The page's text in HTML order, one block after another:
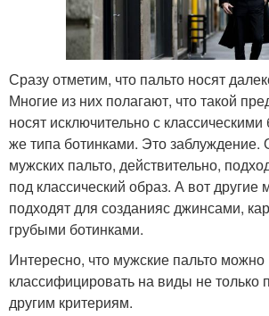
Сразу отметим, что пальто носят
Многие из них полагают, что такой
носят исключительно с
же типа ботинками. Это заблуждение.
мужских пальто, действительно,
под классический образ. А вот другие
подходят для созданияс джинсами,
грубыми ботинками.
Интересно, что мужские пальто можно
классифицировать на виды не только
другим критериям.